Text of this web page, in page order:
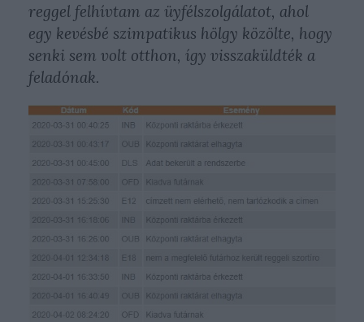
reggel felhívtam az üyfélszolgálatot, ahol
egy kevésbé szimpatikus hölgy közölte, hogy
senki sem volt otthon, így visszaküldték a
feladónak.